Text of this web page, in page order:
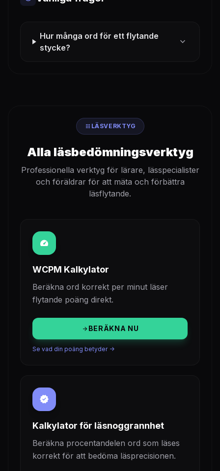
Hur många ord för ett flytande
stycke?
expand_more
apps LÄSVERKTYG
Alla läsbedömningsverktyg
Professionella verktyg för lärare, lässpecialister
och föräldrar för att mäta och förbättra
läsflytande.
speed
WCPM Kalkylator
Beräkna ord korrekt per minut läser
flytande poäng direkt.
arrow_forwardBERÄKNA NU
Se vad din poäng betyder ->
verified
Kalkylator för läsnoggrannhet
Beräkna procentandelen ord som läses
korrekt för att bedöma läsprecisionen.